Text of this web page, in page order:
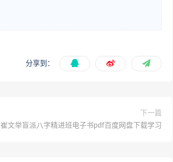
分享到：
下一篇
崔文举盲派八字精进班电子书pdf百度网盘下载学习